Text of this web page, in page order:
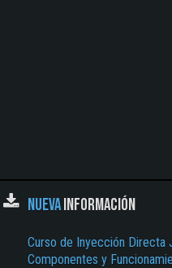
NUEVAINFORMACIÓN
Curso de Inyección Directa
Componentes y